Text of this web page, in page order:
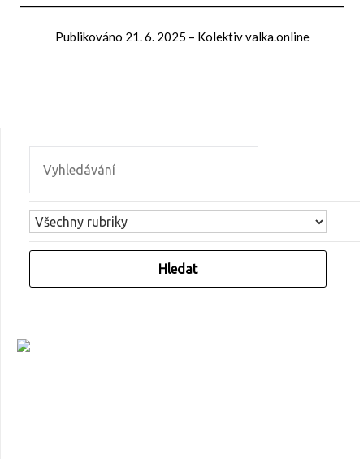
Publikováno 21. 6. 2025 – Kolektiv valka.online